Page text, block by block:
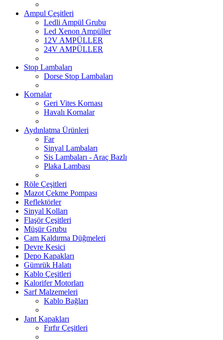
Ampul Çeşitleri
Ledli Ampül Grubu
Led Xenon Ampüller
12V AMPÜLLER
24V AMPÜLLER
Stop Lambaları
Dorse Stop Lambaları
Kornalar
Geri Vites Kornası
Havalı Kornalar
Aydınlatma Ürünleri
Far
Sinyal Lambaları
Sis Lambaları - Araç Bazlı
Plaka Lambası
Röle Çeşitleri
Mazot Çekme Pompası
Reflektörler
Sinyal Kolları
Flaşör Çeşitleri
Müşür Grubu
Cam Kaldırma Düğmeleri
Devre Kesici
Depo Kapakları
Gümrük Halatı
Kablo Çeşitleri
Kalorifer Motorları
Sarf Malzemeleri
Kablo Bağları
Jant Kapakları
Fırfır Çeşitleri